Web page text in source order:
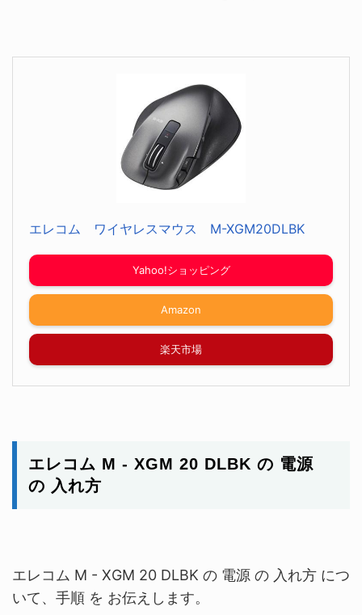
エレコム ワイヤレスマウス M-XGM20DLBK
Yahoo!ショッピング
Amazon
楽天市場
エレコム M - XGM 20 DLBK の 電源
の 入れ方
エレコム M - XGM 20 DLBK の 電源 の 入れ方 につ
いて、手順 を お伝えします。